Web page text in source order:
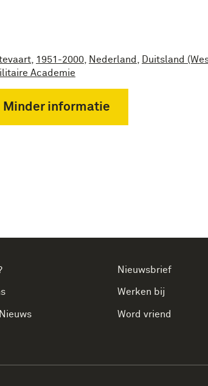
1951-2000 Nederland
Duitsland
Academie
Minder informatie
Nieuwsbrief
Werken bij
Word vriend